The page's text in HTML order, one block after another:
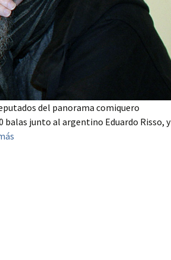
del panorama comiquero
balas junto al argentino Eduardo Risso, y